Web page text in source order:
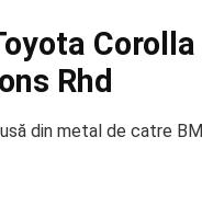
Rhd
din metal de catre